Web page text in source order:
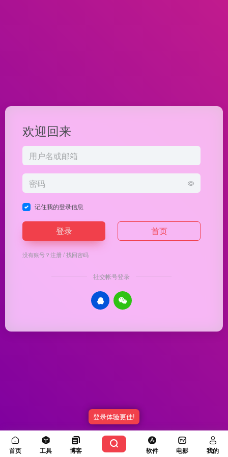
欢迎回来
记住我的登录信息
登录 首页
没有账号？注册/找回密码
社交帐号登录
Copyright © 2026 优渥导航 冀ICP备20003336号-5由 OneNav强力驱动
首页 工具 博客 软件 电影 我的
登录体验更佳!